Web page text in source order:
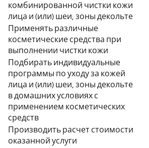
комбинированной чистки кожи
лица и (или) шеи, зоны декольте
Применять различные
косметические средства при
выполнении чистки кожи
Подбирать индивидуальные
программы по уходу за кожей
лица и (или) шеи, зоны декольте
в домашних условиях с
применением косметических
средств
Производить расчет стоимости
оказанной услуги